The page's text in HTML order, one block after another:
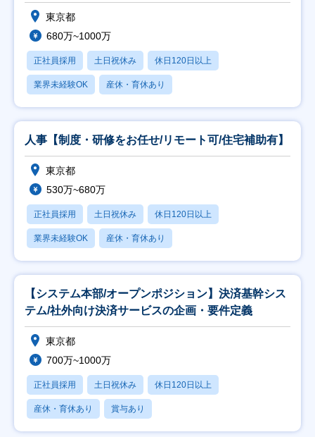
東京都
680万~1000万
正社員採用 土日祝休み 休日120日以上
業界未経験OK 産休・育休あり
人事【制度・研修をお任せ/リモート可/住宅補助有】
東京都
530万~680万
正社員採用 土日祝休み 休日120日以上
業界未経験OK 産休・育休あり
【システム本部/オープンポジション】決済基幹シス
テム/社外向け決済サービスの企画・要件定義
東京都
700万~1000万
正社員採用 土日祝休み 休日120日以上
産休・育休あり 賞与あり